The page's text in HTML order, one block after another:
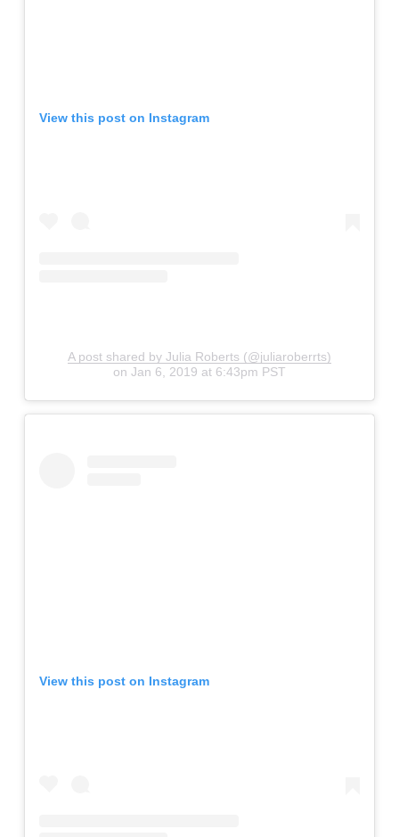
View this post on Instagram
A post shared by Julia Roberts (@juliaroberrts)
on Jan 6, 2019 at 6:43pm PST
View this post on Instagram